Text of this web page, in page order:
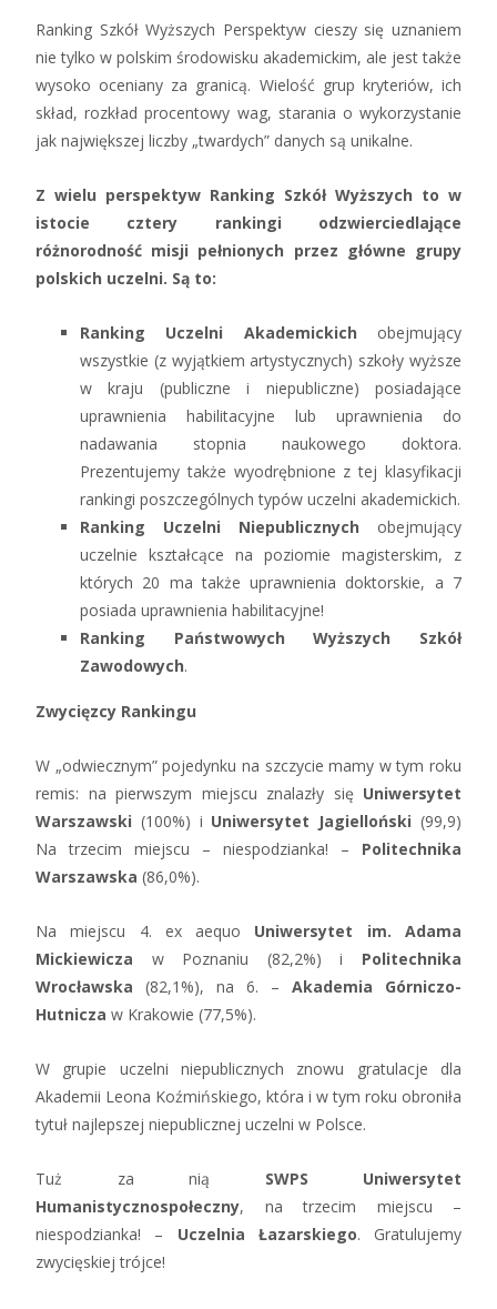
Ranking Szkół Wyższych Perspektyw cieszy się uznaniem
nie tylko w polskim środowisku akademickim, ale jest także
wysoko oceniany za granicą. Wielość grup kryteriów, ich
skład, rozkład procentowy wag, starania o wykorzystanie
jak największej liczby „twardych” danych są unikalne.
Z wielu perspektyw Ranking Szkół Wyższych to w
istocie cztery rankingi odzwierciedlające
różnorodność misji pełnionych przez główne grupy
polskich uczelni. Są to:
Ranking Uczelni Akademickich obejmujący
wszystkie (z wyjątkiem artystycznych) szkoły wyższe
w kraju (publiczne i niepubliczne) posiadające
uprawnienia habilitacyjne lub uprawnienia do
nadawania stopnia naukowego doktora.
Prezentujemy także wyodrębnione z tej klasyfikacji
rankingi poszczególnych typów uczelni akademickich.
Ranking Uczelni Niepublicznych obejmujący
uczelnie kształcące na poziomie magisterskim, z
których 20 ma także uprawnienia doktorskie, a 7
posiada uprawnienia habilitacyjne!
Ranking Państwowych Wyższych Szkół
Zawodowych.
Zwycięzcy Rankingu
W „odwiecznym” pojedynku na szczycie mamy w tym roku
remis: na pierwszym miejscu znalazły się Uniwersytet
Warszawski (100%) i Uniwersytet Jagielloński (99,9)
Na trzecim miejscu – niespodzianka! – Politechnika
Warszawska (86,0%).
Na miejscu 4. ex aequo Uniwersytet im. Adama
Mickiewicza w Poznaniu (82,2%) i Politechnika
Wrocławska (82,1%), na 6. – Akademia Górniczo-
Hutnicza w Krakowie (77,5%).
W grupie uczelni niepublicznych znowu gratulacje dla
Akademii Leona Koźmińskiego, która i w tym roku obroniła
tytuł najlepszej niepublicznej uczelni w Polsce.
Tuż za nią SWPS Uniwersytet
Humanistycznospołeczny, na trzecim miejscu –
niespodzianka! – Uczelnia Łazarskiego. Gratulujemy
zwycięskiej trójce!